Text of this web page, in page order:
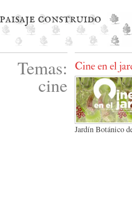
construido
Temas:
cine
Cine en el
Jardín Botánico